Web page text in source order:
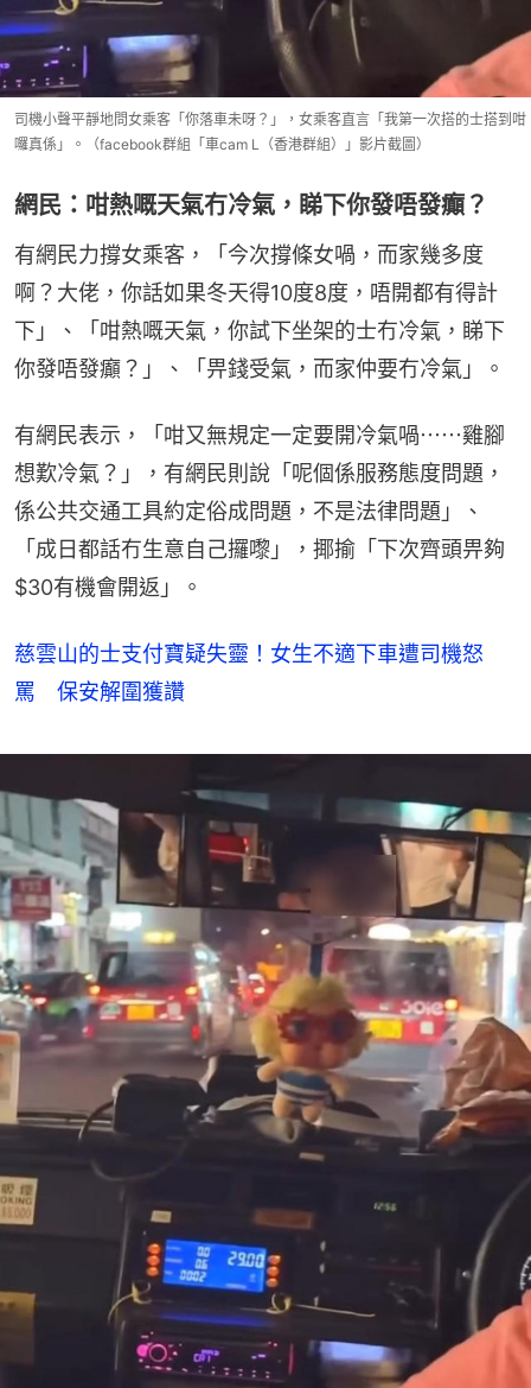
司機小聲平靜地問女乘客「你落車未呀？」，女乘客直言「我第一次搭的士搭到咁
囉真係」。（facebook群組「車cam L（香港群組）」影片截圖）
網民：咁熱嘅天氣冇冷氣，睇下你發唔發癲？
有網民力撐女乘客，「今次撐條女喎，而家幾多度
啊？大佬，你話如果冬天得10度8度，唔開都有得計
下」、「咁熱嘅天氣，你試下坐架的士冇冷氣，睇下
你發唔發癲？」、「畀錢受氣，而家仲要冇冷氣」。
有網民表示，「咁又無規定一定要開冷氣喎⋯⋯雞腳
想歎冷氣？」，有網民則說「呢個係服務態度問題，
係公共交通工具約定俗成問題，不是法律問題」、
「成日都話冇生意自己攞嚟」，揶揄「下次齊頭畀夠
$30有機會開返」。
慈雲山的士支付寶疑失靈！女生不適下車遭司機怒
罵 保安解圍獲讚